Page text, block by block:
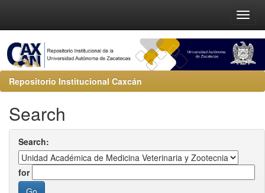
Repositorio Institucional Caxcán
Search
Search:
for